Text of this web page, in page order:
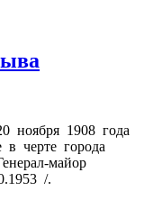
ноября 1908 года
черте города
майор
/.